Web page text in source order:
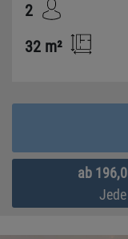
2
32 m²
ab